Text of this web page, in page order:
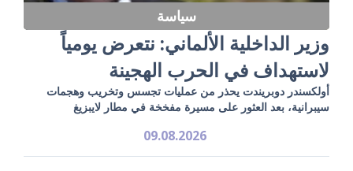
سياسة
وزير الداخلية الألماني: نتعرض يومياً
لاستهداف في الحرب الهجينة
أولكسندر دوبريندت يحذر من عمليات تجسس وتخريب وهجمات
سيبرانية، بعد العثور على مسيرة مفخخة في مطار لايبزيغ
09.08.2026